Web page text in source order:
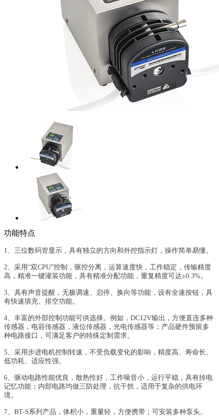
功能特点
1、三位数码管显示，具有独立的方向和外控指示灯，操作简单易懂。
2、采用“双CPU”控制，驱控分离，运算速度快，工作稳定，传输精度
高，精准一键灌装功能， 具有精准分配功能，重复精度可达±0.3%。
3、具有声音提醒，无极调速、启停、换向等功能，设有全速按钮，具
有快速填充、排空功能。
4、丰富的外部控制功能可供选择。例如，DC12V输出，方便直连多种
传感器，电容传感器，液位传感器，光电传感器等；产品硬件预留多
种电路接口，可满足客户的特殊定制需求。
5、采用步进电机控制转速，不受负载变化的影响，精度高、寿命长、
低功耗、适应性强。
6、驱动电路性能优良，散热性好，工作噪音小，运行平稳，具有掉电
记忆功能；内部电路均做三防处理，抗干扰，适用于复杂的供电环
境。
7、BT-S系列产品，体积小，重量轻，方便携带；可安装多种泵头。